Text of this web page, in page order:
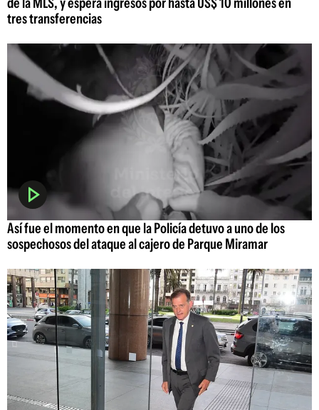
tres transferencias
Así fue el momento en que la Policía detuvo a uno de los
sospechosos del ataque al cajero de Parque Miramar